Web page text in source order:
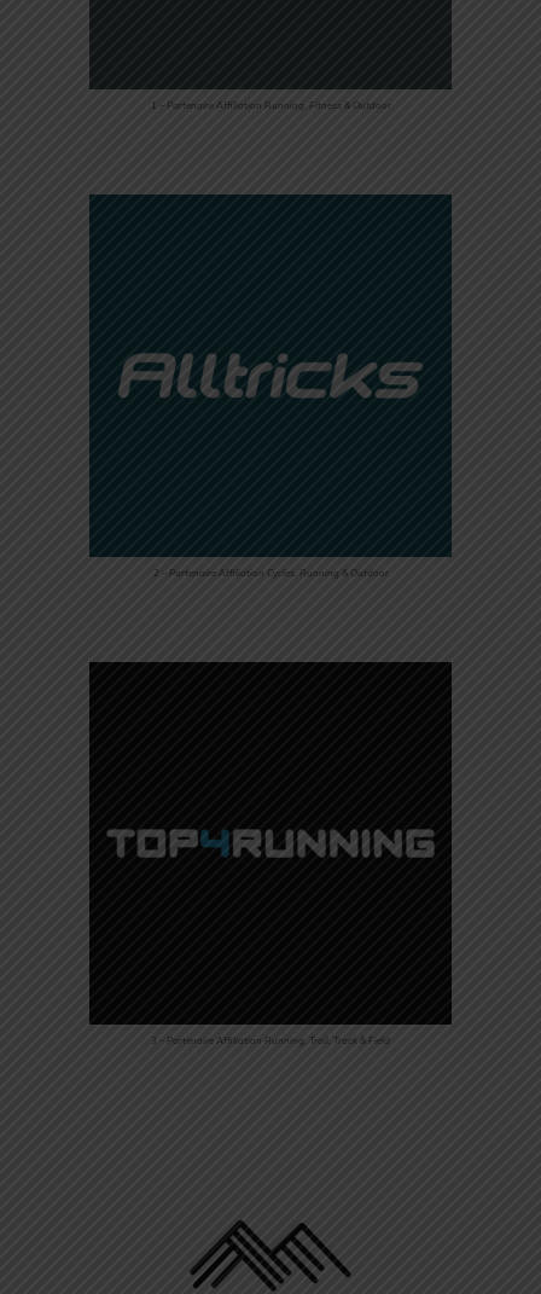
1 – Partenaire Affiliation Running, Fitness & Outdoor
2 – Partenaire Affiliation Cycles, Running & Outdoor
3 – Partenaire Affiliation Running, Trail, Track & Field